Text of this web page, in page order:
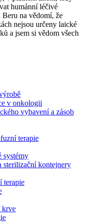
katalog B.
portfoliem.
péči ve všech
Více informací se
nás.​
humánní léčivé
na vědomí, že
nejsou určeny laické
a jsem si vědom všech
v onkologii
vybavení a zásob
terapie​
systémy
sterilizační kontejnery
terapie
krve